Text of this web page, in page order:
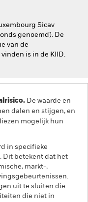
Sicav
genoemd). De
van de
is in de KIID.
De waarde en
dalen en stijgen, en
mogelijk hun
in specifieke
Dit betekent dat het
markt-,
uit te sluiten die
die niet in